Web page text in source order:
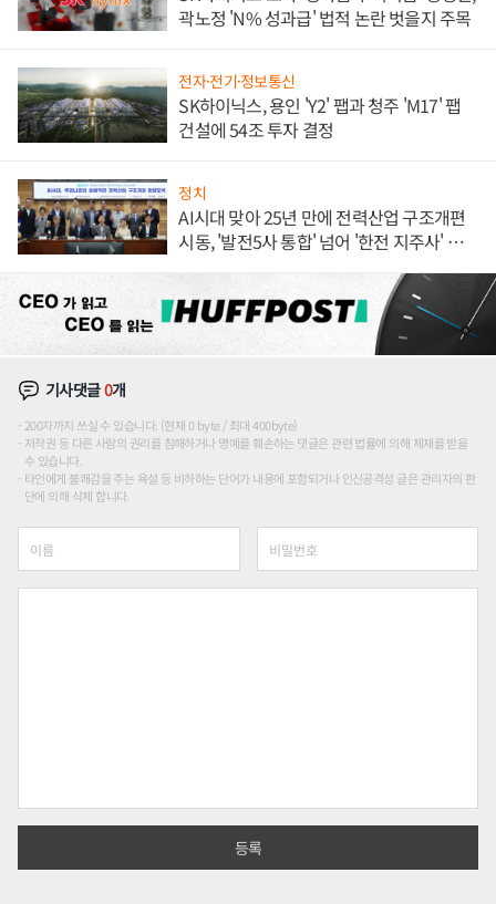
곽노정 'N% 성과급' 법적 논란 벗을지 주목
전자·전기·정보통신
SK하이닉스, 용인 'Y2' 팹과 청주 'M17' 팹
건설에 54조 투자 결정
정치
AI시대 맞아 25년 만에 전력산업 구조개편
시동, '발전5사 통합' 넘어 '한전 지주사' 재편
기사댓글0개
200자까지 쓰실 수 있습니다. (현재 0 byte / 최대 400byte)
저작권 등 다른 사람의 권리를 침해하거나 명예를 훼손하는 댓글은 관련 법률에 의해 제재를 받을
수 있습니다.
타인에게 불쾌감을 주는 욕설 등 비하하는 단어가 내용에 포함되거나 인신공격성 글은 관리자의 판
단에 의해 삭제 합니다.